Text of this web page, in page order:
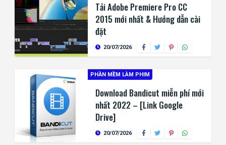
Tải Adobe Premiere Pro CC
2015 mới nhất & Hướng dẫn cài
đặt
20/07/2026
PHẦN MỀM LÀM PHIM
Download Bandicut miễn phí mới
nhất 2022 – [Link Google
Drive]
20/07/2026